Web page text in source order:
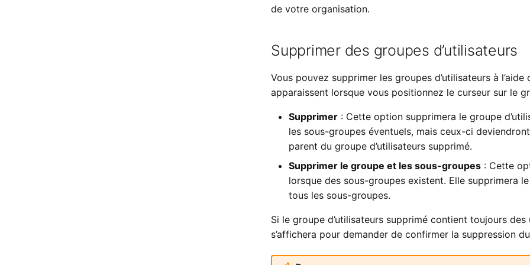
de votre organisation.
Supprimer des groupes d’utilisateurs
Vous pouvez supprimer les groupes d’utilisateurs à
apparaissent lorsque vous positionnez le curseur sur le
Supprimer : Cette option supprimera le groupe
les sous-groupes éventuels, mais ceux-ci
parent du groupe d’utilisateurs supprimé.
Supprimer le groupe et les sous-groupes : Cette
lorsque des sous-groupes existent. Elle supprimera
tous les sous-groupes.
Si le groupe d’utilisateurs supprimé contient toujours
s’affichera pour demander de confirmer la suppression